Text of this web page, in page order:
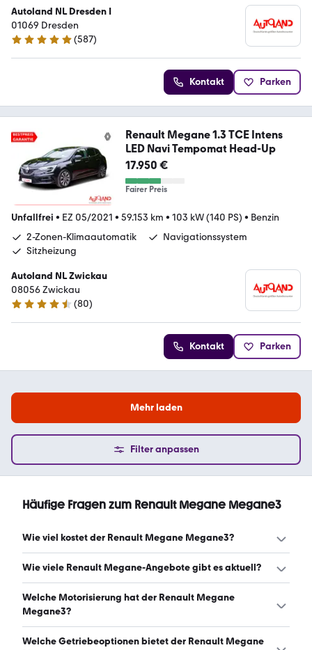
Autoland NL Dresden I
01069 Dresden
4.8 Sterne
(587)
Kontakt Parken
Renault Megane 1.3 TCE Intens
LED Navi Tempomat Head-Up
17.950 €
Fairer Preis
Unfallfrei • EZ 05/2021 • 59.153 km • 103 kW (140 PS) • Benzin
2-Zonen-Klimaautomatik
Navigationssystem
Sitzheizung
Autoland NL Zwickau
08056 Zwickau
4.6 Sterne
(80)
Kontakt Parken
Mehr laden
Filter anpassen
Häufige Fragen zum Renault Megane Megane3
Wie viel kostet der Renault Megane Megane3?
Ein guter Preis für einen Renault Megane Megane3 liegt
Wie viele Renault Megane-Angebote gibt es aktuell?
Es gibt insgesamt 232 Renault Megane bei mobile.de,
davon 231 Gebraucht- und 1 Neuwagen. (Stand:
Welche Motorisierung hat der Renault Megane
Megane3?
Der Renault Megane Megane3 hat Leistungen zwischen
Welche Getriebeoptionen bietet der Renault Megane